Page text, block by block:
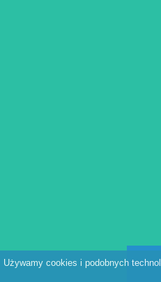
Używamy cookies i podobnych